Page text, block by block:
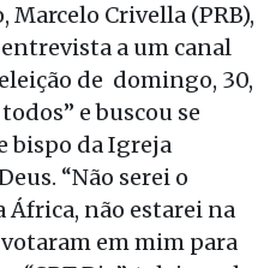
Crivella (PRB),
a um canal
de domingo, 30,
e buscou se
bispo da Igreja
“Não serei o
África, não estarei na
em mim para